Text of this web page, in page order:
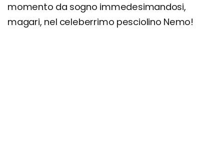
momento da sogno immedesimandosi,
magari, nel celeberrimo pesciolino Nemo!